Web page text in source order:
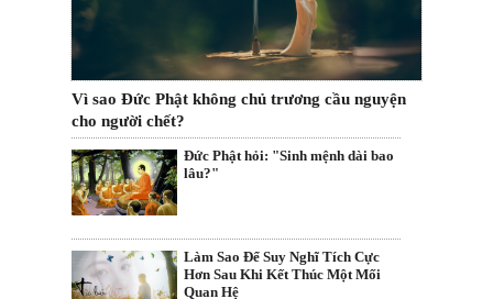
Vì sao Đức Phật không chủ trương cầu nguyện
cho người chết?
Đức Phật hỏi: "Sinh mệnh dài bao
lâu?"
Làm Sao Để Suy Nghĩ Tích Cực
Hơn Sau Khi Kết Thúc Một Mối
Quan Hệ